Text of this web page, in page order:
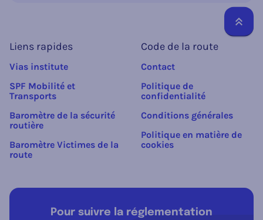
Liens rapides
Vias institute
SPF Mobilité et
Transports
Baromètre de la sécurité
routière
Baromètre Victimes de la
route
Code de la route
Contact
Politique de
confidentialité
Conditions générales
Politique en matière de
cookies
Pour suivre la réglementation